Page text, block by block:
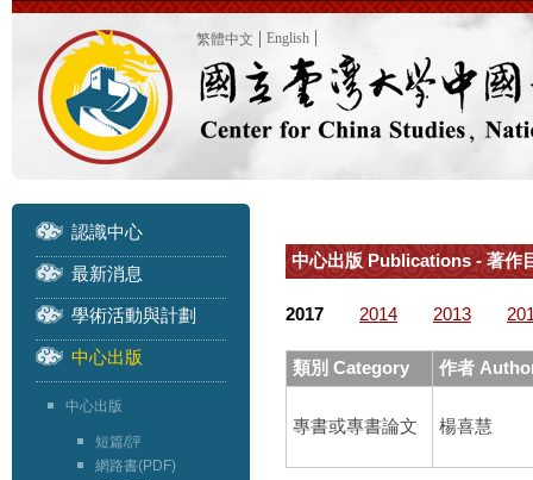
繁體中文 English
認識中心
最新消息
學術活動與計劃
中心出版
中心出版
短篇/評
網路書(PDF)
中心出版 Publications - 著
2017 2014 2013
類別 Category 作者
專書或專書論文 楊喜慧